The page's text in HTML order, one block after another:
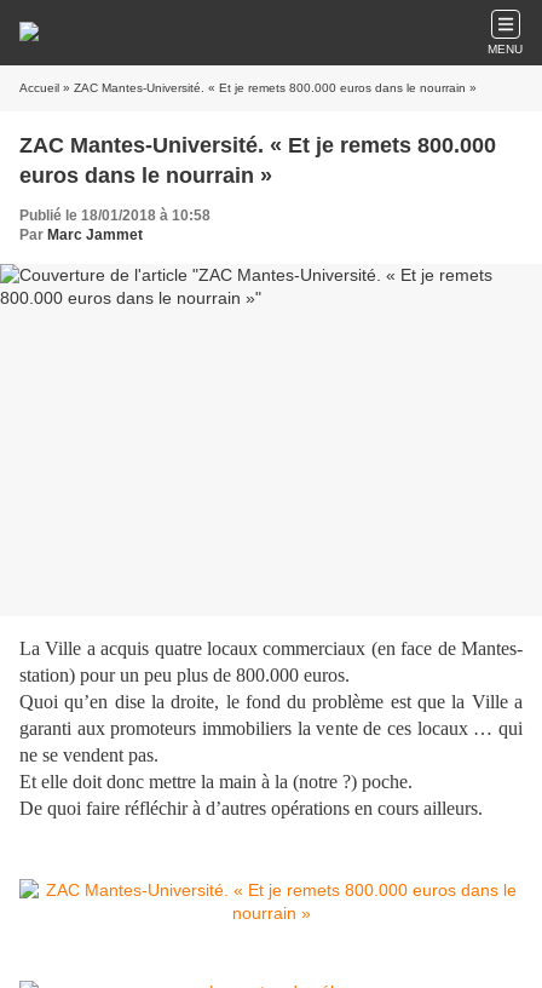
MENU
Accueil » ZAC Mantes-Université. « Et je remets 800.000 euros dans le nourrain »
ZAC Mantes-Université. « Et je remets 800.000
euros dans le nourrain »
Publié le 18/01/2018 à 10:58
Par Marc Jammet
La Ville a acquis quatre locaux commerciaux (en face de Mantes-
station) pour un peu plus de 800.000 euros.
Quoi qu’en dise la droite, le fond du problème est que la Ville a
garanti aux promoteurs immobiliers la vente de ces locaux … qui
ne se vendent pas.
Et elle doit donc mettre la main à la (notre ?) poche.
De quoi faire réfléchir à d’autres opérations en cours ailleurs.